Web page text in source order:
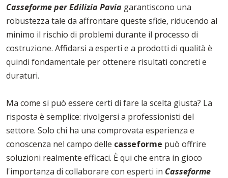
Casseforme per Edilizia Pavia garantiscono una
robustezza tale da affrontare queste sfide, riducendo al
minimo il rischio di problemi durante il processo di
costruzione. Affidarsi a esperti e a prodotti di qualità è
quindi fondamentale per ottenere risultati concreti e
duraturi.
Ma come si può essere certi di fare la scelta giusta? La
risposta è semplice: rivolgersi a professionisti del
settore. Solo chi ha una comprovata esperienza e
conoscenza nel campo delle casseforme può offrire
soluzioni realmente efficaci. È qui che entra in gioco
l'importanza di collaborare con esperti in Casseforme